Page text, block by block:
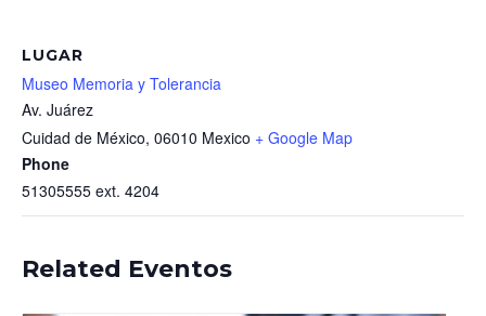
LUGAR
Museo Memoria y Tolerancia
Av. Juárez
Cuidad de México, 06010 Mexico + Google Map
Phone
51305555 ext. 4204
Related Eventos